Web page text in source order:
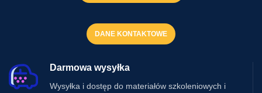
DANE KONTAKTOWE
Darmowa wysyłka
Wysyłka i dostęp do materiałów szkoleniowych i